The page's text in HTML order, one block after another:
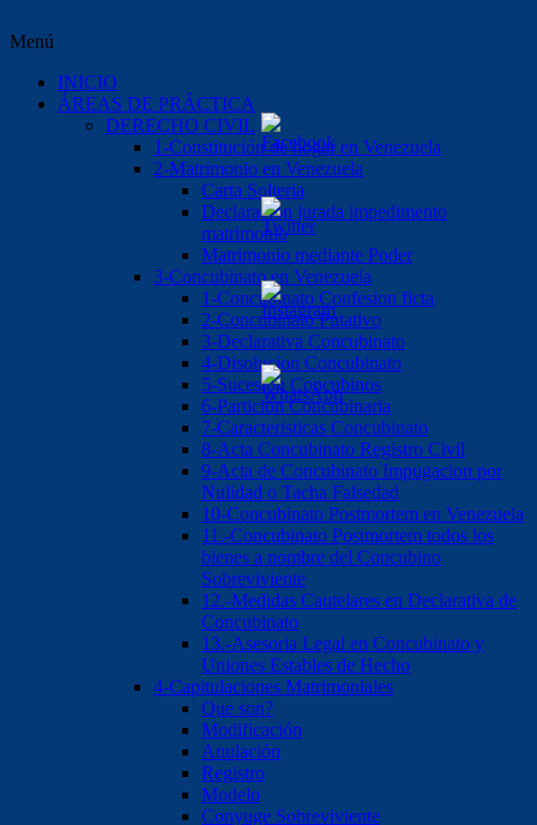
Menú
INICIO
ÁREAS DE PRÁCTICA
DERECHO CIVIL
1-Constitución de hogar en Venezuela
2-Matrimonio en Venezuela
Carta Solteria
Declaración jurada impedimento
matrimonio
Matrimonio mediante Poder
3-Concubinato en Venezuela
1-Concubinato Confesion ficta
2-Concubinato Putativo
3-Declarativa Concubinato
4-Disolucion Concubinato
5-Sucesión Concubinos
6-Partición Concubinaria
7-Caracteristicas Concubinato
8-Acta Concubinato Registro Civil
9-Acta de Concubinato Impugacion por
Nulidad o Tacha Falsedad
10-Concubinato Postmortem en Venezuela
11.-Concubinato Postmortem todos los
bienes a nombre del Concubino
Sobreviviente
12.-Medidas Cautelares en Declarativa de
Concubinato
13.-Asesoria Legal en Concubinato y
Uniones Estables de Hecho
4-Capitulaciones Matrimoniales
Que son?
Modificación
Anulación
Registro
Modelo
Conyuge Sobreviviente